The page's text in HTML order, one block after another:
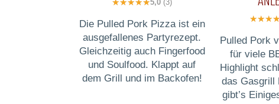
5,0 (3)
Die Pulled Pork Pizza ist ein
ausgefallenes Partyrezept.
Gleichzeitig auch Fingerfood
und Soulfood. Klappt auf
dem Grill und im Backofen!
Pulled Pork
für viele
Highlight
das Gasgrill
gibt’s